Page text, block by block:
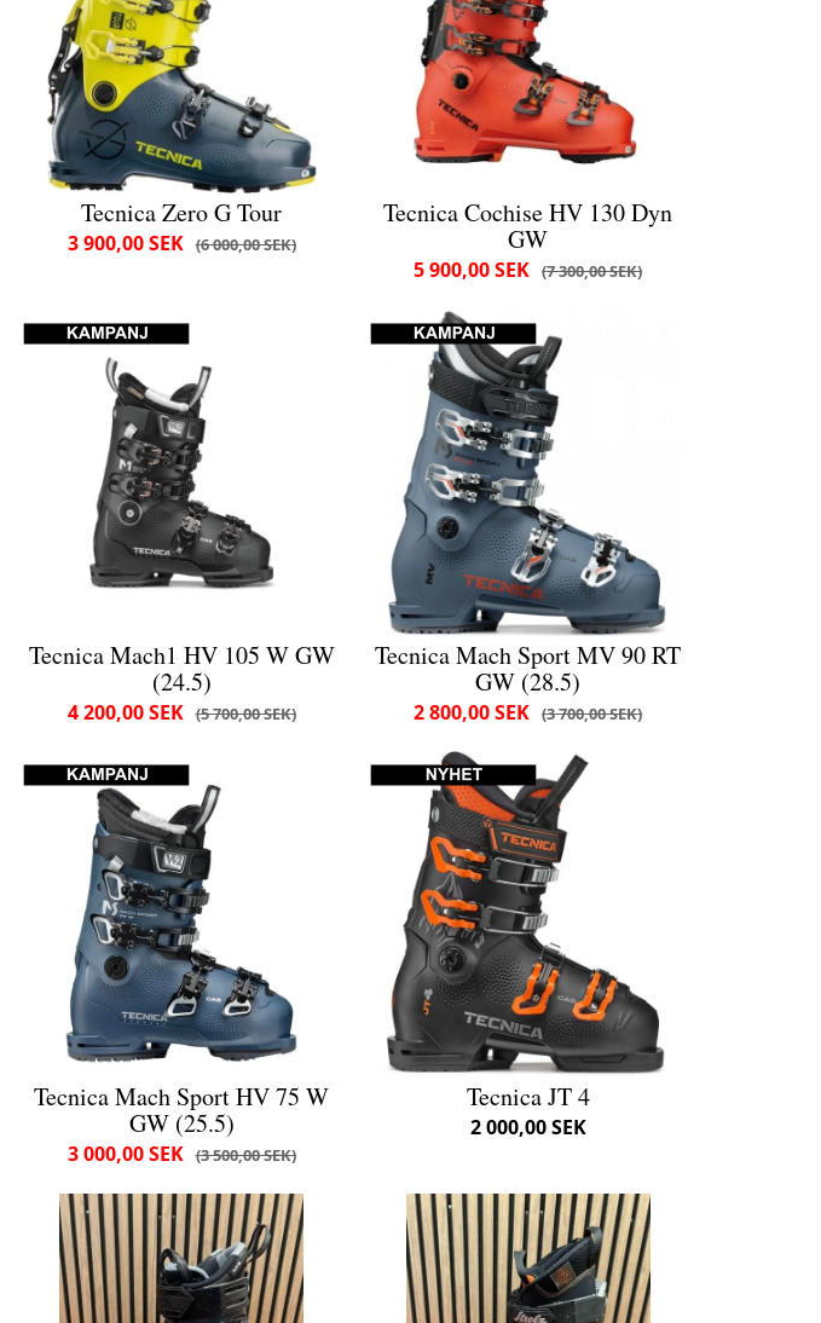
Tecnica Zero G Tour
6 000,00 SEK
3 900,00 SEK
Tecnica Cochise HV 130 Dyn
GW
7 300,00 SEK
5 900,00 SEK
Tecnica Mach1 HV 105 W GW
(24.5)
5 700,00 SEK
4 200,00 SEK
Tecnica Mach Sport MV 90 RT
GW (28.5)
3 700,00 SEK
2 800,00 SEK
Tecnica Mach Sport HV 75 W
GW (25.5)
3 500,00 SEK
3 000,00 SEK
Tecnica JT 4
2 000,00 SEK